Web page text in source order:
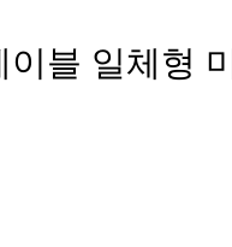
블 일체형